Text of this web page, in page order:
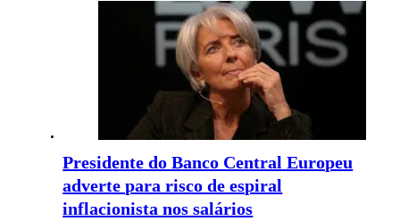
Presidente do Banco Central Europeu
adverte para risco de espiral
inflacionista nos salários